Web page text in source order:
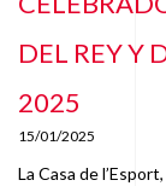
DEL REY Y
2025
15/01/2025
La Casa de